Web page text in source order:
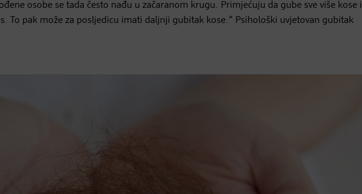
osobe se tada često nađu u začaranom krugu. Primjećuju da gube sve više kose i
To pak može za posljedicu imati daljnji gubitak kose.“ Psihološki uvjetovan gubitak